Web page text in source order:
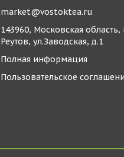
market@vostoktea.ru
143960, Московская область,
Реутов, ул.Заводская, д.1
Полная информация
Пользовательское